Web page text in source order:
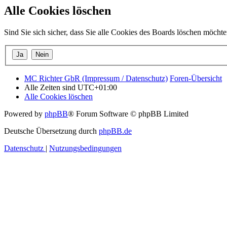
Alle Cookies löschen
Sind Sie sich sicher, dass Sie alle Cookies des Boards löschen
MC Richter GbR (Impressum / Datenschutz) Foren-Übersicht
Alle Zeiten sind UTC+01:00
Alle Cookies löschen
Powered by phpBB® Forum Software © phpBB Limited
Deutsche Übersetzung durch phpBB.de
Datenschutz | Nutzungsbedingungen